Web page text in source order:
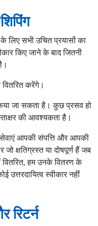
लिए सभी उचित प्रयासों का
किए जाने के बाद जितनी
करेंगे।
जा सकता है। कुछ प्रसव हो
की आवश्यकता है।
सेवाएं आपकी संपत्ति और आपकी
क्षतिग्रस्त या दोषपूर्ण हैं जब
वितरित, हम उनके वितरण के
उत्तरदायित्व स्वीकार नहीं
रिटर्न